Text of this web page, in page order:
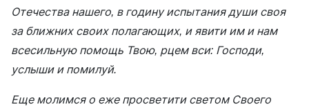
Отечества нашего, в годину испытания души своя
за ближних своих полагающих, и явити им и нам
всесильную помощь Твою, рцем вси: Господи,
услыши и помилуй.
Еще молимся о еже просветити светом Своего